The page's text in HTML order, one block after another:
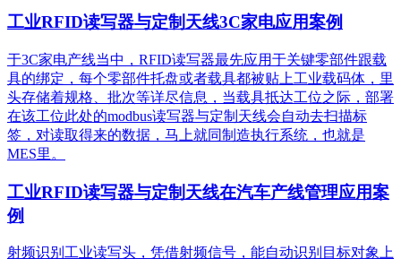
工业RFID读写器与定制天线3C家电应用案例
于3C家电产线当中，RFID读写器最先应用于关键零部件跟载
具的绑定，每个零部件托盘或者载具都被贴上工业载码体，里
头存储着规格、批次等详尽信息，当载具抵达工位之际，部署
在该工位此处的modbus读写器与定制天线会自动去扫描标
签，对读取得来的数据，马上就同制造执行系统，也就是
MES里。
工业RFID读写器与定制天线在汽车产线管理应用案
例
射频识别工业读写头，凭借射频信号，能自动识别目标对象上